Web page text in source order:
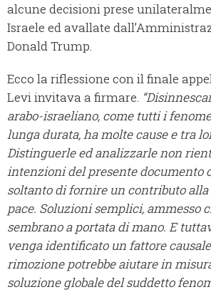
alcune decisioni prese
Israele ed avallate
Donald Trump.
Ecco la riflessione con il finale
Levi invitava a firmare.
arabo-israeliano, come tutti i
lunga durata, ha molte cause e tra
Distinguerle ed analizzarle non
intenzioni del presente documento
soltanto di fornire un contributo
pace. Soluzioni semplici, ammesso
sembrano a portata di mano. E
venga identificato un fattore
rimozione potrebbe aiutare in
soluzione globale del suddetto